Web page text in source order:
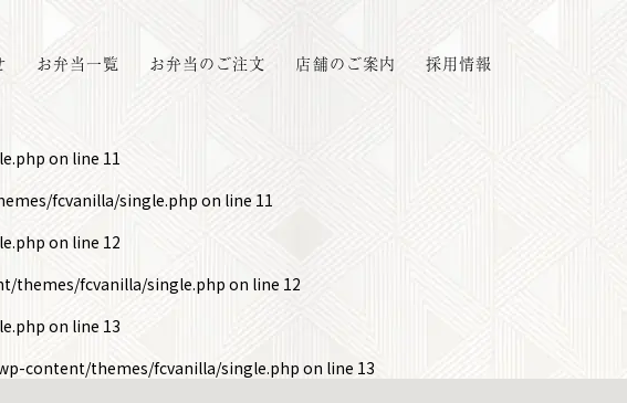
お弁当一覧 お弁当のご注文 店舗のご案内 採用情報
on line 11
fcvanilla/single.phpon line 11
on line 12
themes/fcvanilla/single.php on line 12
on line 13
content/themes/fcvanilla/single.phpon line 13